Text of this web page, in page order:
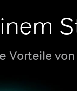
Vorteile